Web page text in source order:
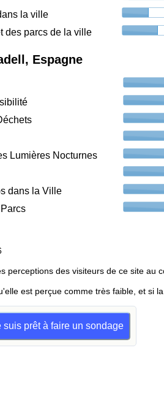
la ville
des parcs de la ville
Espagne
Lumières Nocturnes
dans la Ville
perceptions des visiteurs de ce site au
est perçue comme très faible, et si
suis prêt à faire un sondage